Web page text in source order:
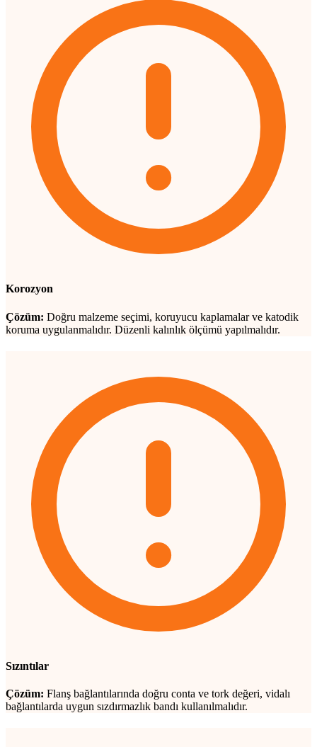
Korozyon
Çözüm: Doğru malzeme seçimi, koruyucu kaplamalar ve katodik
koruma uygulanmalıdır. Düzenli kalınlık ölçümü yapılmalıdır.
Sızıntılar
Çözüm: Flanş bağlantılarında doğru conta ve tork değeri, vidalı
bağlantılarda uygun sızdırmazlık bandı kullanılmalıdır.